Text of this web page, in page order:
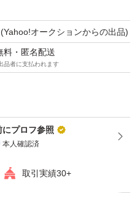
とに200円割引させていた
」から要コメント）
(Yahoo!オークションからの出品)
料・匿名配送
品者に支払われます
プロフ参照
本人確認済
取引実績30+